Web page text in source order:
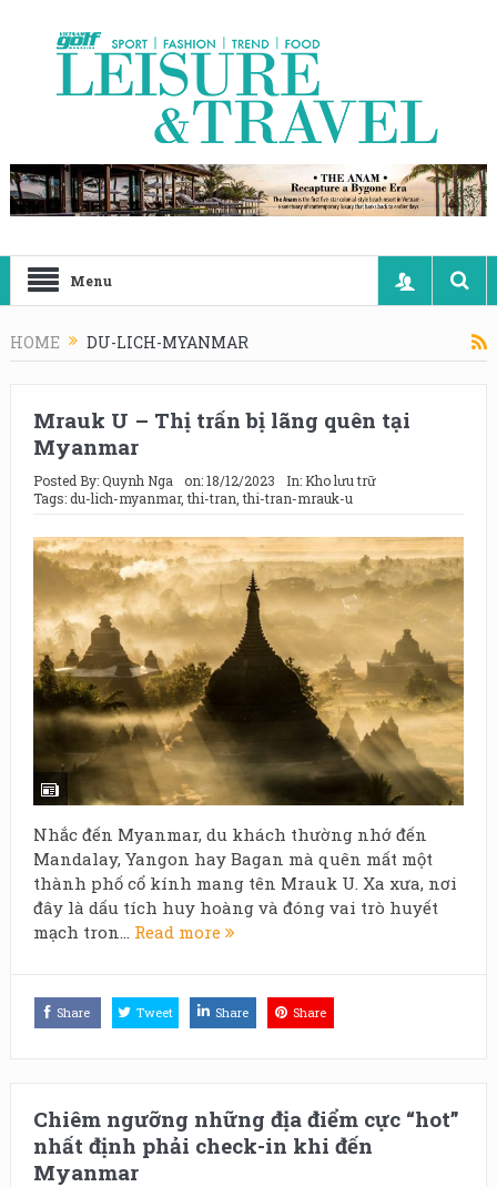
Menu
HOME DU-LICH-MYANMAR
Mrauk U – Thị trấn bị lãng quên tại
Myanmar
Posted By:Quynh Nga on:18/12/2023 In: Kho lưu trữ
Tags:du-lich-myanmar,thi-tran ,thi-tran-mrauk-u
Nhắc đến Myanmar, du khách thường nhớ đến
Mandalay, Yangon hay Bagan mà quên mất một
thành phố cổ kính mang tên Mrauk U. Xa xưa, nơi
đây là dấu tích huy hoàng và đóng vai trò huyết
mạch tron... Read more
Share Tweet Share Share
Chiêm ngưỡng những địa điểm cực “hot”
nhất định phải check-in khi đến
Myanmar